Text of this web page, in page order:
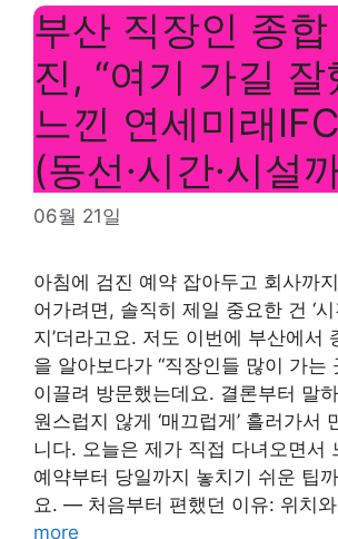
부산 직장인 종합
진, “여기 가길 잘
느낀 연세미래
(동선·시간·시설
06월 21일
아침에 검진 예약 잡아두고 회사까
어가려면, 솔직히 제일 중요한 건 ‘
지’더라고요. 저도 이번에 부산에서
을 알아보다가 “직장인들 많이 가는
이끌려 방문했는데요. 결론부터 말
원스럽지 않게 ‘매끄럽게’ 흘러가서
니다. 오늘은 제가 직접 다녀오면서
예약부터 당일까지 놓치기 쉬운 팁
요. — 처음부터 편했던 이유: 위치
more